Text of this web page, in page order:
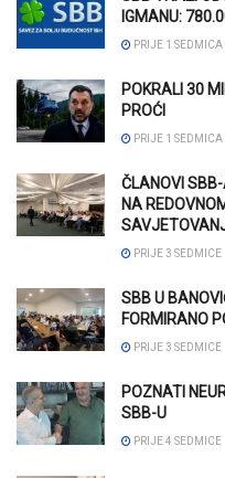
IGMANU:
PRIJE 1 SEDMICA
POKRALI 30
PROĆI
PRIJE 1 SEDMICA
ČLANOVI SBB-
NA
PRIJE 3 SEDMICE
SBB U
FORMIRANO
PRIJE 3 SEDMICE
POZNATI
SBB-U
PRIJE 4 SEDMICE